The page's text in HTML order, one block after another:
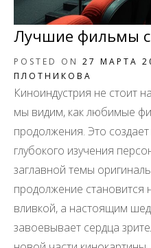
Лучшие фильмы
POSTED ON 27 МАРТА
ПЛОТНИКОВА
Киноиндустрия не стоит
мы видим, как любимые
продолжения. Это
глубокого изучения
заглавной темы
продолжение становится
вливкой, а настоящим
завоевывает сердца